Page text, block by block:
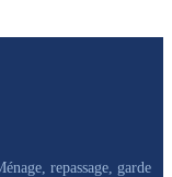
repassage, garde